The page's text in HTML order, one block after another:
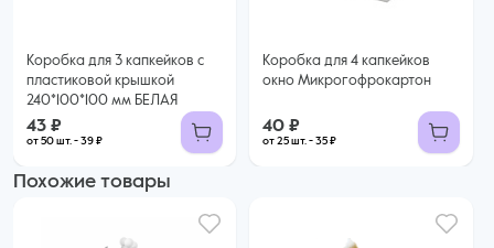
Коробка для 3 капкейков с
пластиковой крышкой
240*100*100 мм БЕЛАЯ
43 ₽
от 50 шт. - 39 ₽
Коробка для 4 капкейков
окно Микрогофрокартон
40 ₽
от 25 шт. - 35 ₽
Похожие товары